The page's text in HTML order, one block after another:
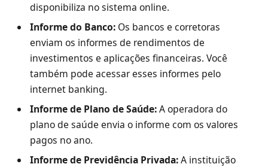
disponibiliza no sistema online.
Informe do Banco: Os bancos e corretoras
enviam os informes de rendimentos de
investimentos e aplicações financeiras. Você
também pode acessar esses informes pelo
internet banking.
Informe de Plano de Saúde:A operadora do
plano de saúde envia o informe com os valores
pagos no ano.
Informe de Previdência Privada:A instituição